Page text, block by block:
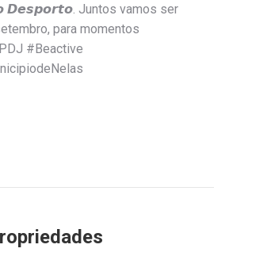
Juntos vamos ser
para momentos
#Beactive